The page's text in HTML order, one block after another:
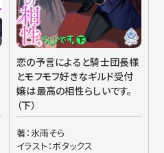
恋の予言によると騎士団長様
とモフモフ好きなギルド受付
嬢は最高の相性らしいです。
（下）
著：氷雨そら
イラスト：ボタックス